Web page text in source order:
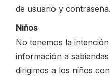
de usuario y contraseña.
Niños
No tenemos la
información a
dirigimos a los niños